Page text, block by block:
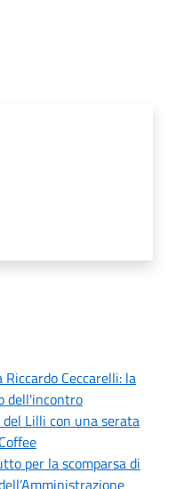
Ceccarelli: la
dell'incontro
del Lilli con una serata
per la scomparsa di